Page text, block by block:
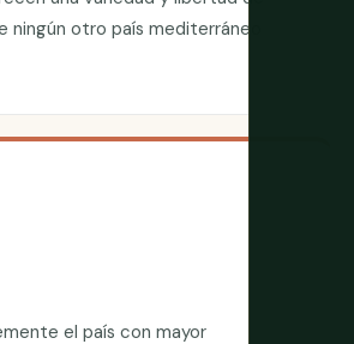
ningún otro país mediterráneo
el país con mayor